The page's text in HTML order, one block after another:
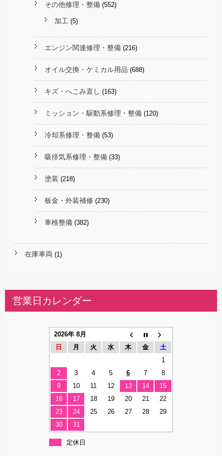
その他修理・整備 (552)
加工 (5)
エンジン関連修理・整備 (216)
オイル交換・ケミカル用品 (688)
キズ・へこみ直し (163)
ミッション・駆動系修理・整備 (120)
冷却系修理・整備 (53)
吸排気系修理・整備 (33)
塗装 (218)
板金・外装補修 (230)
車検整備 (382)
在庫車両 (1)
営業日カレンダー
2026年 8月
日
月 火 水 木 金
土
1
2
3 4 5 6 7
8
9
10 11 12 13 14
15
16
17 18 19 20 21
22
23
24 25 26 27 28
29
30
31
定休日